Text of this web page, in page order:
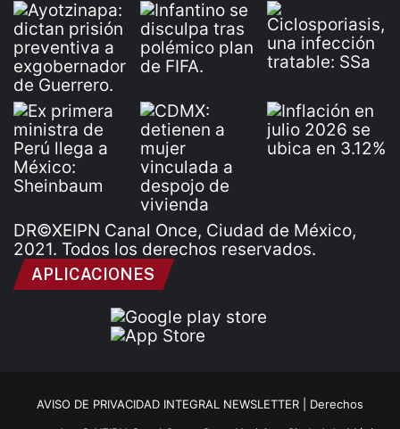
DR©XEIPN Canal Once, Ciudad de México,
2021. Todos los derechos reservados.
APLICACIONES
AVISO DE PRIVACIDAD INTEGRAL NEWSLETTER | Derechos